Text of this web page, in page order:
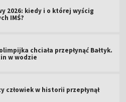
2026: kiedy i o której wyścig
IMŚ?
chciała przepłynąć Bałtyk.
w wodzie
człowiek w historii przepłynął